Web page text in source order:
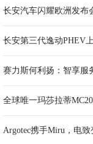
长安汽车闪耀欧洲发布
长安第三代逸动PHEV
赛力斯何利扬：智享服
全球唯一玛莎拉蒂
Argotec携手Miru，电